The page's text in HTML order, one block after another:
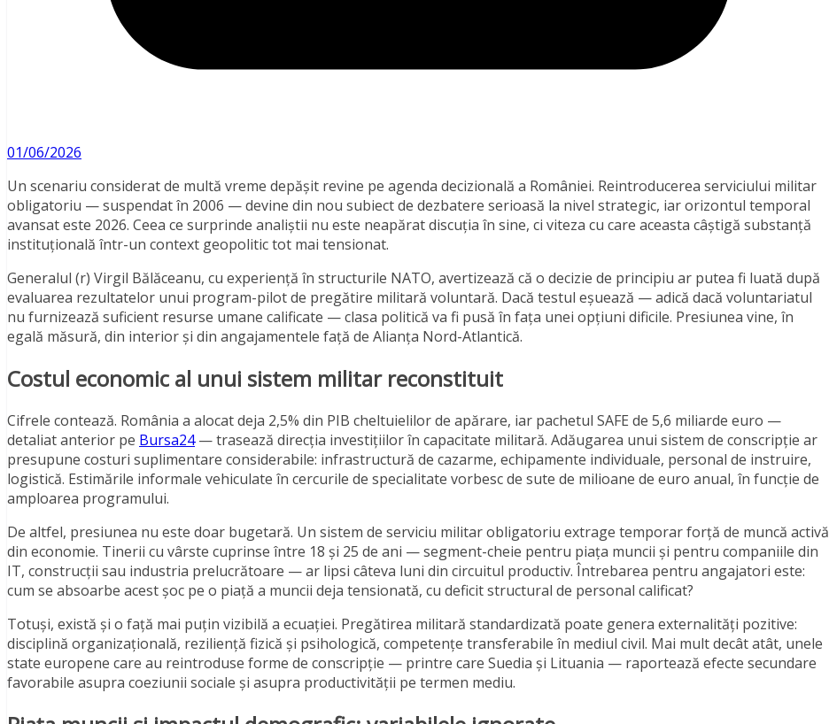
01/06/2026
Un scenariu considerat de multă vreme depășit revine pe agenda decizională a României. Reintroducerea serviciului militar
obligatoriu — suspendat în 2006 — devine din nou subiect de dezbatere serioasă la nivel strategic, iar orizontul temporal
avansat este 2026. Ceea ce surprinde analiștii nu este neapărat discuția în sine, ci viteza cu care aceasta câștigă substanță
instituțională într-un context geopolitic tot mai tensionat.
Generalul (r) Virgil Bălăceanu, cu experiență în structurile NATO, avertizează că o decizie de principiu ar putea fi luată după
evaluarea rezultatelor unui program-pilot de pregătire militară voluntară. Dacă testul eșuează — adică dacă voluntariatul
nu furnizează suficient resurse umane calificate — clasa politică va fi pusă în fața unei opțiuni dificile. Presiunea vine, în
egală măsură, din interior și din angajamentele față de Alianța Nord-Atlantică.
Costul economic al unui sistem militar reconstituit
Cifrele contează. România a alocat deja 2,5% din PIB cheltuielilor de apărare, iar pachetul SAFE de 5,6 miliarde euro —
detaliat anterior pe Bursa24— trasează direcția investițiilor în capacitate militară. Adăugarea unui sistem de conscripție ar
presupune costuri suplimentare considerabile: infrastructură de cazarme, echipamente individuale, personal de instruire,
logistică. Estimările informale vehiculate în cercurile de specialitate vorbesc de sute de milioane de euro anual, în funcție de
amploarea programului.
De altfel, presiunea nu este doar bugetară. Un sistem de serviciu militar obligatoriu extrage temporar forță de muncă activă
din economie. Tinerii cu vârste cuprinse între 18 și 25 de ani — segment-cheie pentru piața muncii și pentru companiile din
IT, construcții sau industria prelucrătoare — ar lipsi câteva luni din circuitul productiv. Întrebarea pentru angajatori este:
cum se absoarbe acest șoc pe o piață a muncii deja tensionată, cu deficit structural de personal calificat?
Totuși, există și o față mai puțin vizibilă a ecuației. Pregătirea militară standardizată poate genera externalități pozitive:
disciplină organizațională, reziliență fizică și psihologică, competențe transferabile în mediul civil. Mai mult decât atât, unele
state europene care au reintroduse forme de conscripție — printre care Suedia și Lituania — raportează efecte secundare
favorabile asupra coeziunii sociale și asupra productivității pe termen mediu.